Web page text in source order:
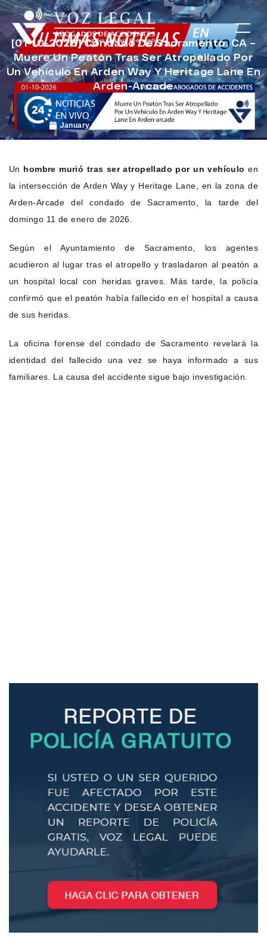
[01-10-2026] Condado De Sacramento, CA –
Muere Un Peatón Tras Ser Atropellado Por
Un Vehículo En Arden Way Y Heritage Lane En
Arden-Arcade
January 26, 2026
Un hombre murió tras ser atropellado por un vehículo en
la intersección de Arden Way y Heritage Lane, en la zona de
Arden-Arcade del condado de Sacramento, la tarde del
domingo 11 de enero de 2026.
Según el Ayuntamiento de Sacramento, los agentes
acudieron al lugar tras el atropello y trasladaron al peatón a
un hospital local con heridas graves. Más tarde, la policía
confirmó que el peatón había fallecido en el hospital a causa
de sus heridas.
La oficina forense del condado de Sacramento revelará la
identidad del fallecido una vez se haya informado a sus
familiares. La causa del accidente sigue bajo investigación.